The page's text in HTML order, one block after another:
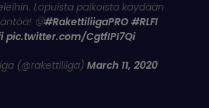
Lopuista paikoista käydään
🤠#RakettiliigaPRO #RLFI
pic.twitter.com/CgtfIPI7Qi
(@rakettiliiga) March 11, 2020